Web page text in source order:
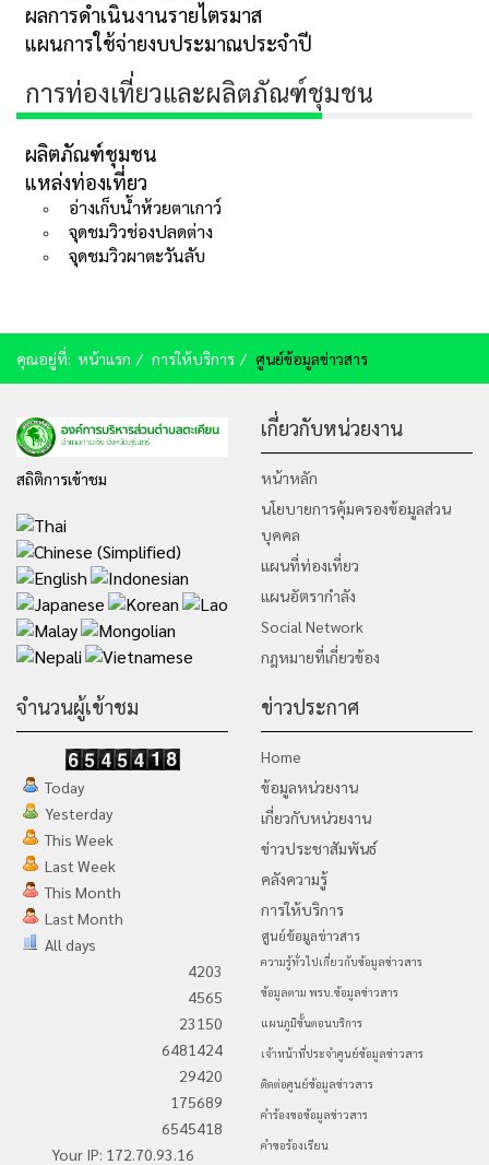
ผลการดำเนินงานรายไตรมาส
แผนการใช้จ่ายงบประมาณประจำปี
การท่องเที่ยวและผลิตภัณฑ์ชุมชน
ผลิตภัณฑ์ชุมชน
แหล่งท่องเที่ยว
อ่างเก็บน้ำห้วยตาเกาว์
จุดชมวิวช่องปลดต่าง
จุดชมวิวผาตะวันลับ
คุณอยู่ที่: หน้าแรก การให้บริการ ศูนย์ข้อมูลข่าวสาร
สถิติการเข้าชม
เกี่ยวกับหน่วยงาน
หน้าหลัก
นโยบายการคุ้มครองข้อมูลส่วน
บุคคล
แผนที่ท่องเที่ยว
แผนอัตรากำลัง
Social Network
กฎหมายที่เกี่ยวข้อง
จำนวนผู้เข้าชม
Today
Yesterday
This Week
Last Week
This Month
Last Month
All days
4203
4565
23150
6481424
29420
175689
6545418
Your IP: 172.70.93.16
ข่าวประกาศ
Home
ข้อมูลหน่วยงาน
เกี่ยวกับหน่วยงาน
ข่าวประชาสัมพันธ์
คลังความรู้
การให้บริการ
ศูนย์ข้อมูลข่าวสาร
ความรู้ทั่วไปเกี่ยวกับข้อมูลข่าวสาร
ข้อมูลตาม พรบ.ข้อมูลข่าวสาร
แผนภูมิขั้นตอนบริการ
เจ้าหน้าที่ประจำศูนย์ข้อมูลข่าวสาร
ติดต่อศูนย์ข้อมูลข่าวสาร
คำร้องขอข้อมูลข่าวสาร
คำขอร้องเรียน